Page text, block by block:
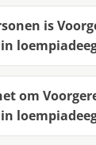
is
om